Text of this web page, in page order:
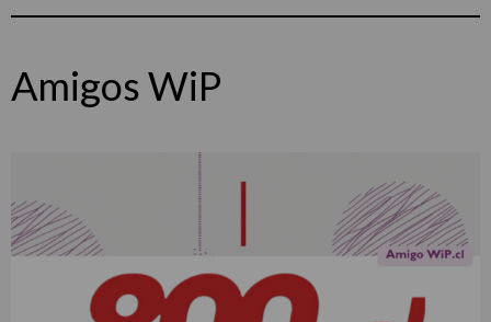
Amigos WiP